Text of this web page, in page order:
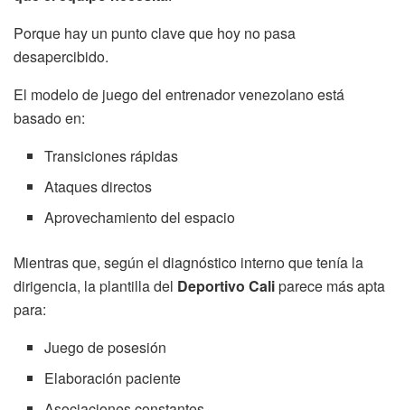
Porque hay un punto clave que hoy no pasa
desapercibido.
El modelo de juego del entrenador venezolano está
basado en:
Transiciones rápidas
Ataques directos
Aprovechamiento del espacio
Mientras que, según el diagnóstico interno que tenía la
dirigencia, la plantilla del Deportivo Caliparece más apta
para:
Juego de posesión
Elaboración paciente